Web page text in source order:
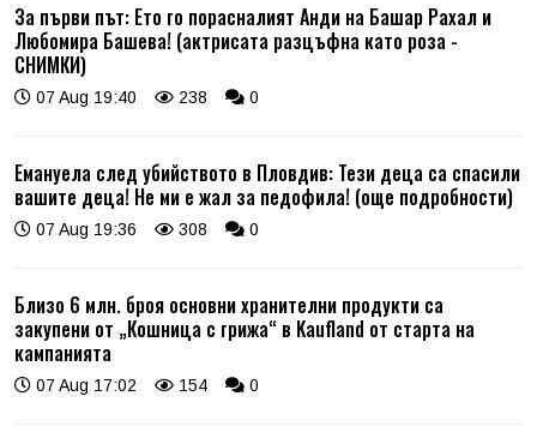
За първи път: Ето го порасналият Анди на Башар Рахал и
Любомира Башева! (актрисата разцъфна като роза -
СНИМКИ)
07 Aug 19:40 238 0
Емануела след убийството в Пловдив: Тези деца са спасили
вашите деца! Не ми е жал за педофила! (още подробности)
07 Aug 19:36 308 0
Близо 6 млн. броя основни хранителни продукти са
закупени от „Кошница с грижа“ в Kaufland от старта на
кампанията
07 Aug 17:02 154 0